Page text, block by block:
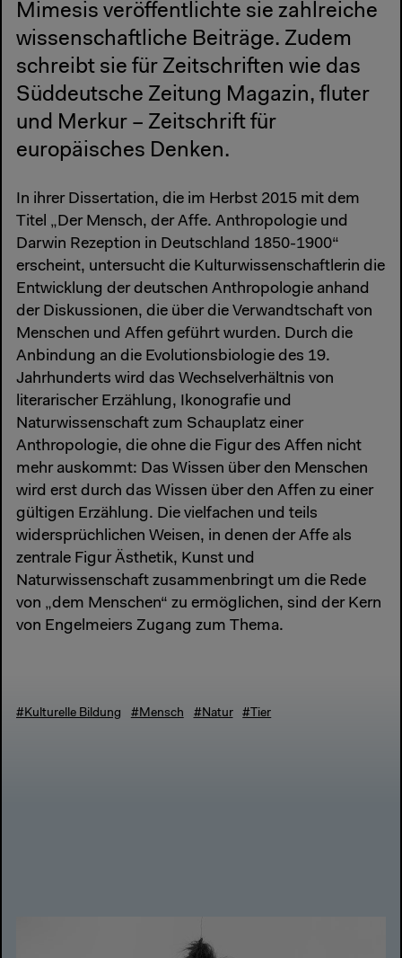
Mimesis veröffentlichte sie zahlreiche
wissenschaftliche Beiträge. Zudem
schreibt sie für Zeitschriften wie das
Süddeutsche Zeitung Magazin, fluter
und Merkur – Zeitschrift für
europäisches Denken.
In ihrer Dissertation, die im Herbst 2015 mit dem
Titel „Der Mensch, der Affe. Anthropologie und
Darwin Rezeption in Deutschland 1850-1900“
erscheint, untersucht die Kulturwissenschaftlerin die
Entwicklung der deutschen Anthropologie anhand
der Diskussionen, die über die Verwandtschaft von
Menschen und Affen geführt wurden. Durch die
Anbindung an die Evolutionsbiologie des 19.
Jahrhunderts wird das Wechselverhältnis von
literarischer Erzählung, Ikonografie und
Naturwissenschaft zum Schauplatz einer
Anthropologie, die ohne die Figur des Affen nicht
mehr auskommt: Das Wissen über den Menschen
wird erst durch das Wissen über den Affen zu einer
gültigen Erzählung. Die vielfachen und teils
widersprüchlichen Weisen, in denen der Affe als
zentrale Figur Ästhetik, Kunst und
Naturwissenschaft zusammenbringt um die Rede
von „dem Menschen“ zu ermöglichen, sind der Kern
von Engelmeiers Zugang zum Thema.
#Kulturelle Bildung #Mensch #Natur #Tier